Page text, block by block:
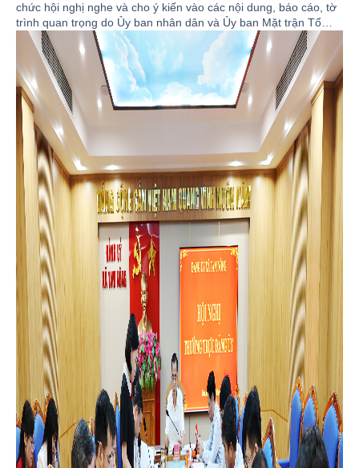
chức hội nghị nghe và cho ý kiến vào các nội dung, báo cáo, tờ
trình quan trọng do Ủy ban nhân dân và Ủy ban Mặt trận Tổ
quốc xã trình. Đồng chí Quách Hải Lý - Bí thư Đảng ủy, Chủ tịch
HĐND xã chủ trì hội nghị. Tham dự hội nghị có các đồng chí
trong Thường trực Đảng ủy, đồng chí Đỗ Hùng Sơn - Phó Bí thư
Đảng ủy, Chủ tịch UBND xã; đồng chí Nguyễn Tuấn Ngọc - Phó
Bí thư Thường trực Đảng ủy; các đồng chí trong BTV Đảng ủy;
lãnh đạo UBND; Chủ tịch UBMTTQ; các tổ chức chính trị xã hội;
Trưởng các phòng, ban, đơn vị chuyên môn trên địa bàn.